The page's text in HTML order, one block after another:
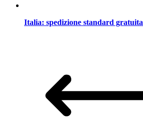
Italia: spedizione standard gratuita